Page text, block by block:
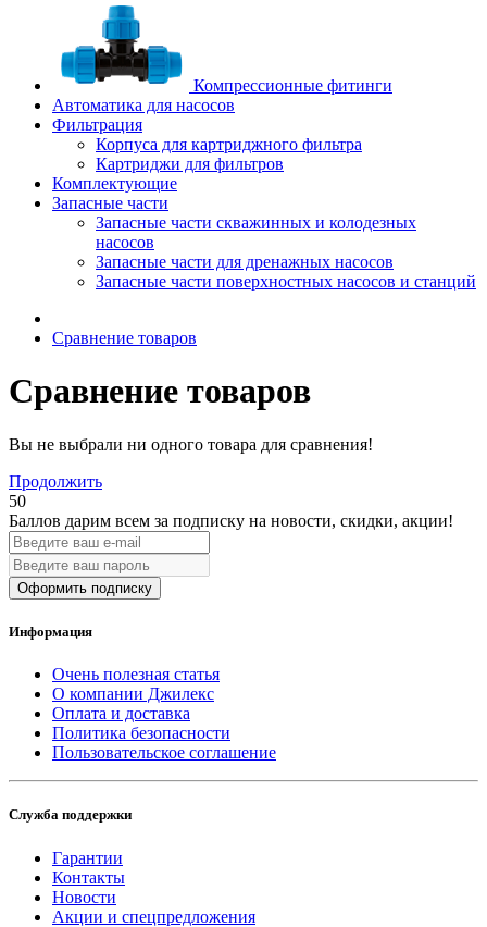
Компрессионные фитинги
Автоматика для насосов
Фильтрация
Корпуса для картриджного фильтра
Картриджи для фильтров
Комплектующие
Запасные части
Запасные части скважинных и колодезных
насосов
Запасные части для дренажных насосов
Запасные части поверхностных насосов и станций
Сравнение товаров
Сравнение товаров
Вы не выбрали ни одного товара для сравнения!
Продолжить
50
Баллов дарим всем за подписку на новости, скидки, акции!
Оформить подписку
Информация
Очень полезная статья
О компании Джилекс
Оплата и доставка
Политика безопасности
Пользовательское соглашение
Служба поддержки
Гарантии
Контакты
Новости
Акции и спецпредложения